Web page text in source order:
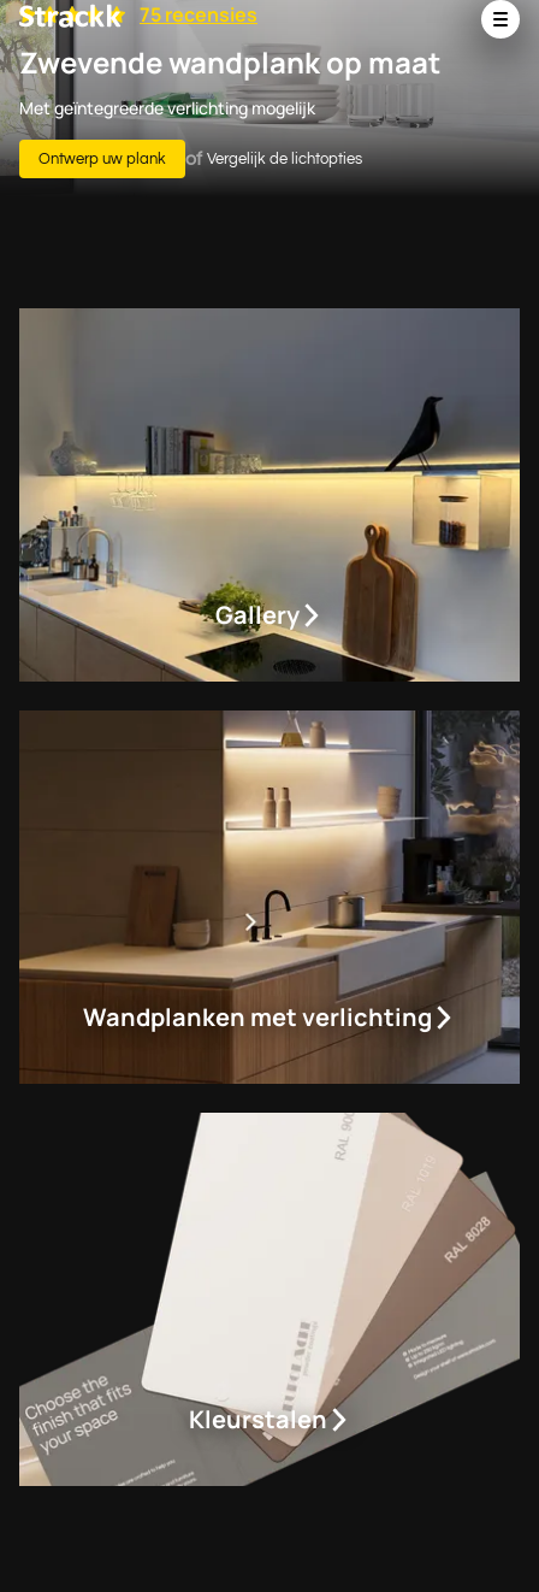
75 recensies
Zwevende wandplank op maat
Met geïntegreerde verlichting mogelijk
Ontwerp uw plank of Vergelijk de lichtopties
Gallery
Wandplanken met verlichting
Kleurstalen